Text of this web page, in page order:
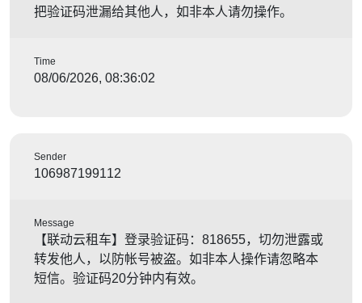
把验证码泄漏给其他人，如非本人请勿操作。
Time
08/06/2026, 08:36:02
Sender
106987199112
Message
【联动云租车】登录验证码：818655，切勿泄露或
转发他人，以防帐号被盗。如非本人操作请忽略本
短信。验证码20分钟内有效。